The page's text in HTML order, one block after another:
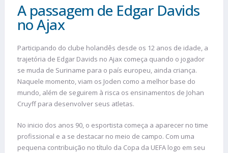
A passagem de Edgar Davids
no Ajax
Participando do clube holandês desde os 12 anos de idade, a
trajetória de Edgar Davids no Ajax começa quando o jogador
se muda de Suriname para o país europeu, ainda criança.
Naquele momento, viam os Joden como a melhor base do
mundo, além de seguirem à risca os ensinamentos de Johan
Cruyff para desenvolver seus atletas.
No inicio dos anos 90, o esportista começa a aparecer no time
profissional e a se destacar no meio de campo. Com uma
pequena contribuição no título da Copa da UEFA logo em seu